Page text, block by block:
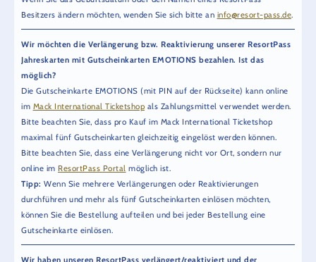
Besitzers ändern möchten, wenden Sie sich bitte an info@resort-pass.de.
Wir möchten die Verlängerung bzw. Reaktivierung unserer ResortPass
Jahreskarten mit Gutscheinkarten EMOTIONS bezahlen. Ist das
möglich?
Die Gutscheinkarte EMOTIONS (mit PIN auf der Rückseite) kann online
im Mack International Ticketshop als Zahlungsmittel verwendet werden.
Bitte beachten Sie, dass pro Kauf im Mack International Ticketshop
maximal fünf Gutscheinkarten gleichzeitig eingelöst werden können.
Bitte beachten Sie, dass eine Verlängerung nicht vor Ort, sondern nur
online im ResortPass Portal möglich ist.
Tipp: Wenn Sie mehrere Verlängerungen oder Reaktivierungen
durchführen und mehr als fünf Gutscheinkarten einlösen möchten,
können Sie die Bestellung aufteilen und bei jeder Bestellung eine
Gutscheinkarte einlösen.
Wir haben unseren ResortPass verlängert/reaktiviert und der